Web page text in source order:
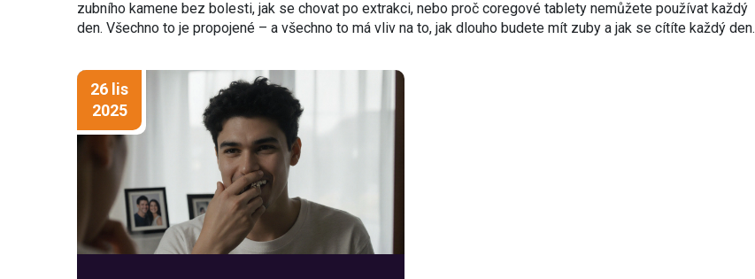
zubního kamene bez bolesti, jak se chovat po extrakci, nebo proč coregové tablety nemůžete používat každý
den. Všechno to je propojené – a všechno to má vliv na to, jak dlouho budete mít zuby a jak se cítíte každý den.
26 lis
2025